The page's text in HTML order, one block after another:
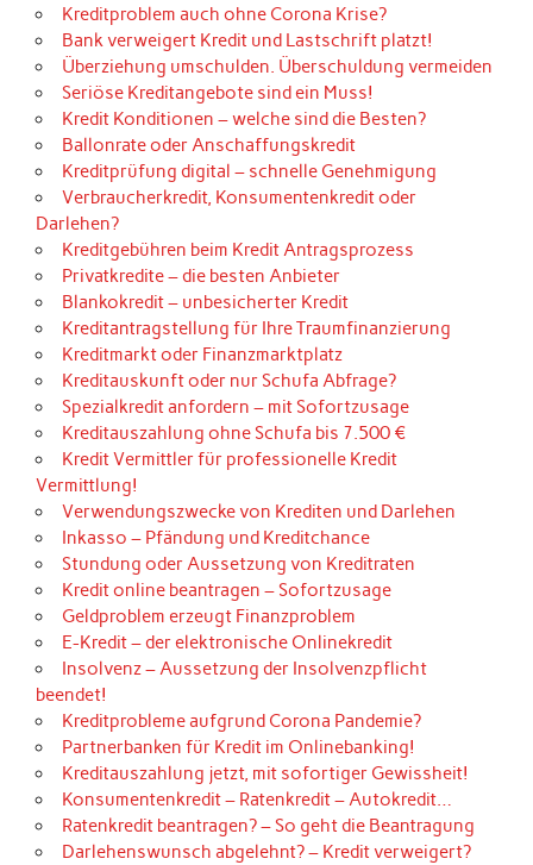
Kreditproblem auch ohne Corona Krise?
Bank verweigert Kredit und Lastschrift platzt!
Überziehung umschulden. Überschuldung vermeiden
Seriöse Kreditangebote sind ein Muss!
Kredit Konditionen – welche sind die Besten?
Ballonrate oder Anschaffungskredit
Kreditprüfung digital – schnelle Genehmigung
Verbraucherkredit, Konsumentenkredit oder
Darlehen?
Kreditgebühren beim Kredit Antragsprozess
Privatkredite – die besten Anbieter
Blankokredit – unbesicherter Kredit
Kreditantragstellung für Ihre Traumfinanzierung
Kreditmarkt oder Finanzmarktplatz
Kreditauskunft oder nur Schufa Abfrage?
Spezialkredit anfordern – mit Sofortzusage
Kreditauszahlung ohne Schufa bis 7.500 €
Kredit Vermittler für professionelle Kredit
Vermittlung!
Verwendungszwecke von Krediten und Darlehen
Inkasso – Pfändung und Kreditchance
Stundung oder Aussetzung von Kreditraten
Kredit online beantragen – Sofortzusage
Geldproblem erzeugt Finanzproblem
E-Kredit – der elektronische Onlinekredit
Insolvenz – Aussetzung der Insolvenzpflicht
beendet!
Kreditprobleme aufgrund Corona Pandemie?
Partnerbanken für Kredit im Onlinebanking!
Kreditauszahlung jetzt, mit sofortiger Gewissheit!
Konsumentenkredit – Ratenkredit – Autokredit…
Ratenkredit beantragen? – So geht die Beantragung
Darlehenswunsch abgelehnt? – Kredit verweigert?